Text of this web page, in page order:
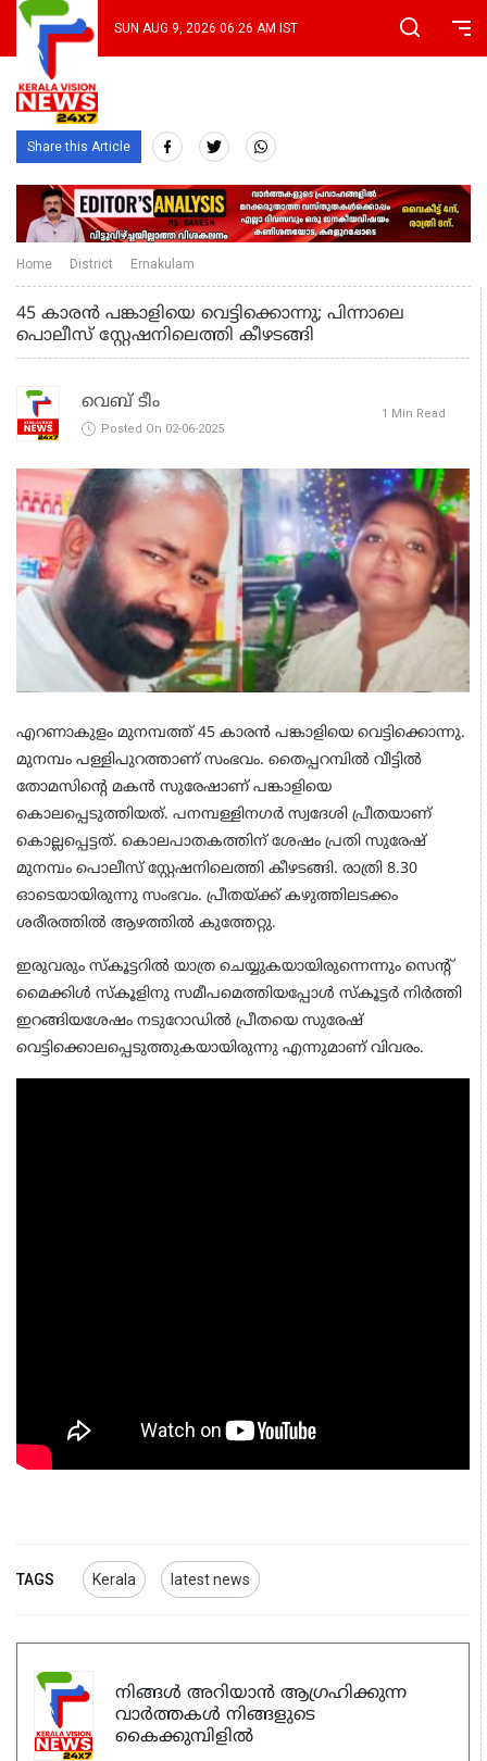
SUN AUG 9, 2026 06:26 AM IST
Share this Article
Home District Ernakulam
45 കാരൻ പങ്കാളിയെ വെട്ടിക്കൊന്നു; പിന്നാലെ
പൊലീസ് സ്റ്റേഷനിലെത്തി കീഴടങ്ങി
വെബ് ടീം
Posted On 02-06-2025
1 Min Read
എറണാകുളം മുനമ്പത്ത് 45 കാരൻ പങ്കാളിയെ വെട്ടിക്കൊന്നു.
മുനമ്പം പള്ളിപുറത്താണ് സംഭവം. തൈപ്പറമ്പിൽ വീട്ടിൽ
തോമസിന്റെ മകൻ സുരേഷാണ് പങ്കാളിയെ
കൊലപ്പെടുത്തിയത്. പനമ്പള്ളിനഗർ സ്വദേശി പ്രീതയാണ്
കൊല്ലപ്പെട്ടത്. കൊലപാതകത്തിന് ശേഷം പ്രതി സുരേഷ്
മുനമ്പം പൊലീസ് സ്റ്റേഷനിലെത്തി കീഴടങ്ങി. രാത്രി 8.30
ഓടെയായിരുന്നു സംഭവം. പ്രീതയ്ക്ക് കഴുത്തിലടക്കം
ശരീരത്തിൽ ആഴത്തിൽ കുത്തേറ്റു.
ഇരുവരും സ്കൂട്ടറിൽ യാത്ര ചെയ്യുകയായിരുന്നെന്നും സെന്റ്
മൈക്കിൾ സ്കൂളിനു സമീപമെത്തിയപ്പോൾ സ്കൂട്ടർ നിർത്തി
ഇറങ്ങിയശേഷം നടുറോഡിൽ പ്രീതയെ സുരേഷ്
വെട്ടിക്കൊലപ്പെടുത്തുകയായിരുന്നു എന്നുമാണ് വിവരം.
TAGS Kerala latest news
നിങ്ങൾ അറിയാൻ ആഗ്രഹിക്കുന്ന
വാർത്തകൾ നിങ്ങളുടെ
കൈക്കുമ്പിളിൽ